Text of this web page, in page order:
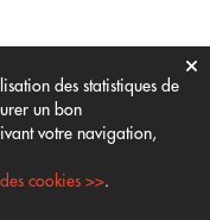
des statistiques de
un bon
votre navigation,
cookies >>.